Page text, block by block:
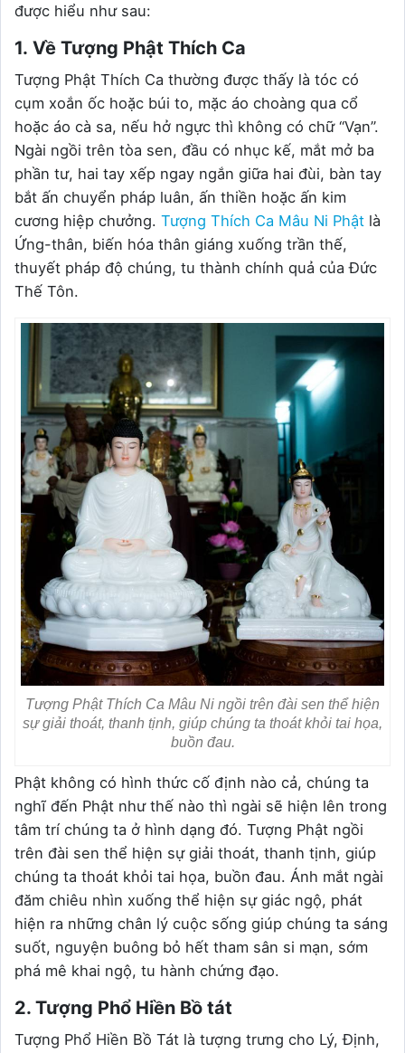
được hiểu như sau:
1. Về Tượng Phật Thích Ca
Tượng Phật Thích Ca thường được thấy là tóc có
cụm xoắn ốc hoặc búi to, mặc áo choàng qua cổ
hoặc áo cà sa, nếu hở ngực thì không có chữ “Vạn”.
Ngài ngồi trên tòa sen, đầu có nhục kế, mắt mở ba
phần tư, hai tay xếp ngay ngắn giữa hai đùi, bàn tay
bắt ấn chuyển pháp luân, ấn thiền hoặc ấn kim
cương hiệp chưởng. Tượng Thích Ca Mâu Ni Phật là
Ứng-thân, biến hóa thân giáng xuống trần thế,
thuyết pháp độ chúng, tu thành chính quả của Đức
Thế Tôn.
Tượng Phật Thích Ca Mâu Ni ngồi trên đài sen thể hiện
sự giải thoát, thanh tịnh, giúp chúng ta thoát khỏi tai họa,
buồn đau.
Phật không có hình thức cố định nào cả, chúng ta
nghĩ đến Phật như thế nào thì ngài sẽ hiện lên trong
tâm trí chúng ta ở hình dạng đó. Tượng Phật ngồi
trên đài sen thể hiện sự giải thoát, thanh tịnh, giúp
chúng ta thoát khỏi tai họa, buồn đau. Ánh mắt ngài
đăm chiêu nhìn xuống thể hiện sự giác ngộ, phát
hiện ra những chân lý cuộc sống giúp chúng ta sáng
suốt, nguyện buông bỏ hết tham sân si mạn, sớm
phá mê khai ngộ, tu hành chứng đạo.
2. Tượng Phổ Hiền Bồ tát
Tượng Phổ Hiền Bồ Tát là tượng trưng cho Lý, Định,